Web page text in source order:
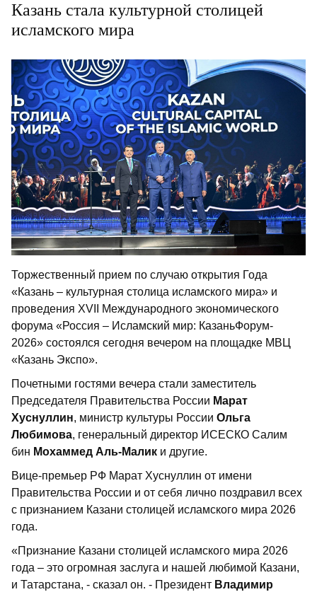
Казань стала культурной столицей
исламского мира
Торжественный прием по случаю открытия Года
«Казань – культурная столица исламского мира» и
проведения XVII Международного экономического
форума «Россия – Исламский мир: КазаньФорум-
2026» состоялся сегодня вечером на площадке МВЦ
«Казань Экспо».
Почетными гостями вечера стали заместитель
Председателя Правительства России Марат
Хуснуллин, министр культуры России Ольга
Любимова, генеральный директор ИСЕСКО Салим
бин Мохаммед Аль-Малик и другие.
Вице-премьер РФ Марат Хуснуллин от имени
Правительства России и от себя лично поздравил всех
с признанием Казани столицей исламского мира 2026
года.
«Признание Казани столицей исламского мира 2026
года – это огромная заслуга и нашей любимой Казани,
и Татарстана, - сказал он. - Президент Владимир